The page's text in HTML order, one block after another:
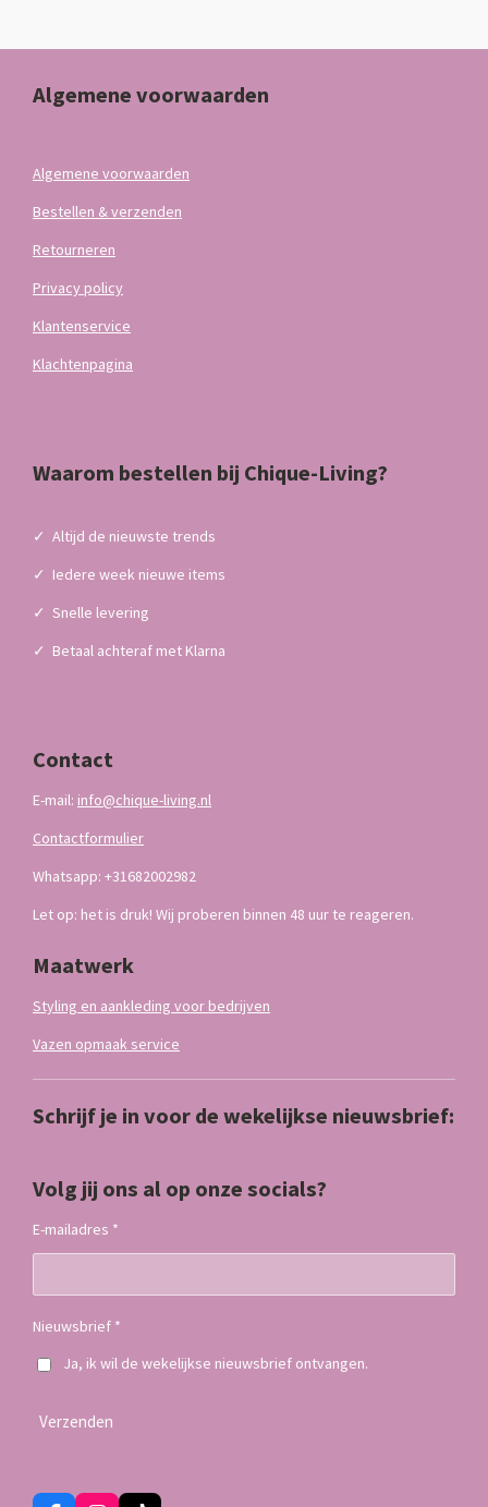
Algemene voorwaarden
Algemene voorwaarden
Bestellen & verzenden
Retourneren
Privacy policy
Klantenservice
Klachtenpagina
Waarom bestellen bij Chique-Living?
✓ Altijd de nieuwste trends
✓ Iedere week nieuwe items
✓ Snelle levering
✓ Betaal achteraf met Klarna
Contact
E-mail: info@chique-living.nl
Contactformulier
Whatsapp: +31682002982
Let op: het is druk! Wij proberen binnen 48 uur te reageren.
Maatwerk
Styling en aankleding voor bedrijven
Vazen opmaak service
Schrijf je in voor de wekelijkse nieuwsbrief:
Volg jij ons al op onze socials?
E-mailadres *
Nieuwsbrief *
Ja, ik wil de wekelijkse nieuwsbrief ontvangen.
Verzenden